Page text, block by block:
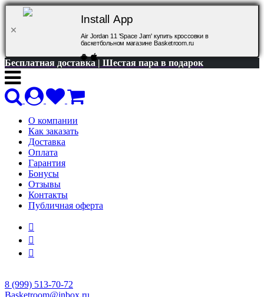
Install App
Air Jordan 11 'Space Jam' купить кроссовки в
баскетбольном магазине Basketroom.ru
Бесплатная доставка | Шестая пара в подарок
О компании
Как заказать
Доставка
Оплата
Гарантия
Бонусы
Отзывы
Контакты
Публичная оферта
8 (999) 513-70-72
Basketroom@inbox.ru